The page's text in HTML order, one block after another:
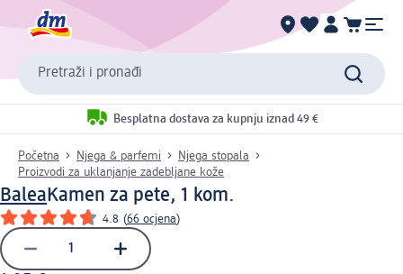
Pretraži i pronađi
Besplatna dostava za kupnju iznad 49 €
Početna Njega & parfemi
Njega stopala
Proizvodi za uklanjanje zadebljane kože
Balea Kamen za pete, 1 kom.
4.8 (66 ocjena)